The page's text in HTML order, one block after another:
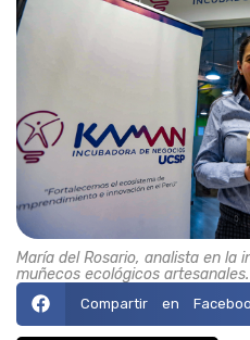
María del Rosario, analista en la
muñecos ecológicos artesanales.
Compartir en